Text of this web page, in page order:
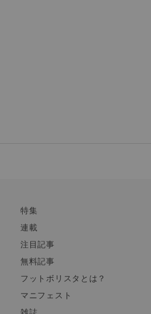
特集
連載
注目記事
無料記事
フットボリスタとは？
マニフェスト